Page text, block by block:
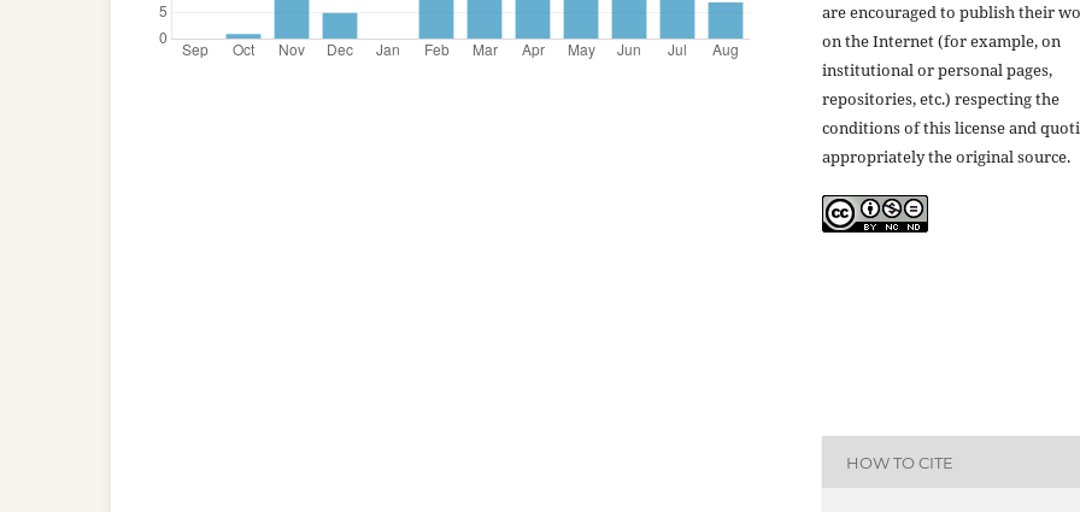
are encouraged to publish their
on the Internet (for example, on
institutional or personal pages,
repositories, etc.) respecting the
conditions of this license and
appropriately the original source.
HOW TO CITE